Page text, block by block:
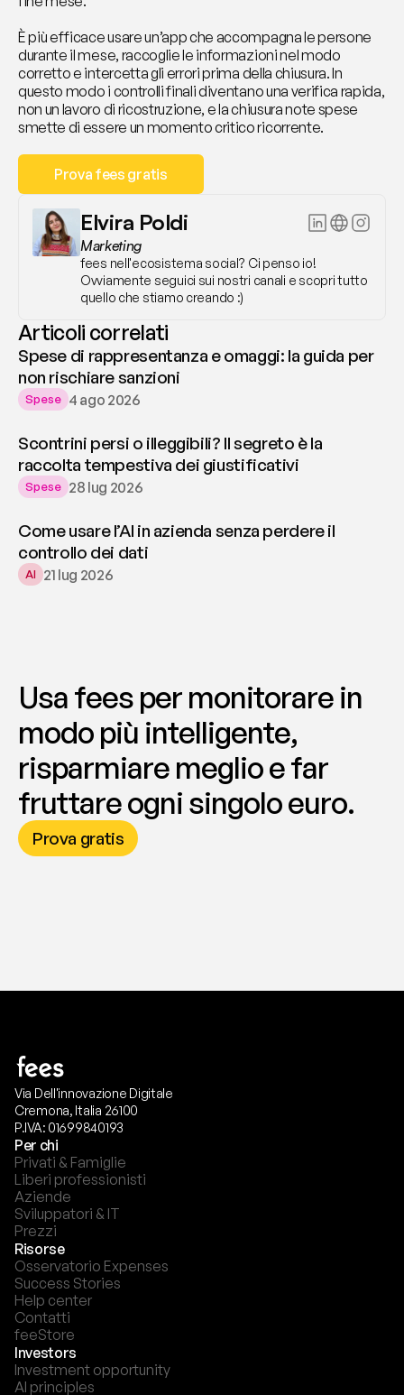
È più efficace usare un’app che accompagna le persone
durante il mese, raccoglie le informazioni nel modo
corretto e intercetta gli errori prima della chiusura. In
questo modo i controlli finali diventano una verifica rapida,
non un lavoro di ricostruzione, e la chiusura note spese
smette di essere un momento critico ricorrente.
Prova fees gratis
Elvira Poldi
Marketing
fees nell'ecosistema social? Ci penso io!
Ovviamente seguici sui nostri canali e scopri tutto
quello che stiamo creando :)
Articoli correlati
Spese di rappresentanza e omaggi: la guida per
non rischiare sanzioni
Spese 4 ago 2026
Scontrini persi o illeggibili? Il segreto è la
raccolta tempestiva dei giustificativi
Spese 28 lug 2026
Come usare l’AI in azienda senza perdere il
controllo dei dati
AI 21 lug 2026
Usa fees per monitorare in
modo più intelligente,
risparmiare meglio e far
fruttare ogni singolo euro.
Prova gratis
Via Dell'innovazione Digitale
Cremona, Italia 26100
P.IVA: 01699840193
Per chi
Privati & Famiglie
Liberi professionisti
Aziende
Sviluppatori & IT
Prezzi
Risorse
Osservatorio Expenses
Success Stories
Help center
Contatti
feeStore
Investors
Investment opportunity
AI principles